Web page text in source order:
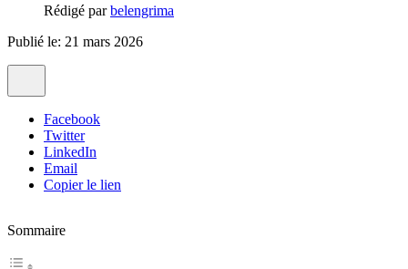
Rédigé parbelengrima
Publié le: 21 mars 2026
Facebook
Twitter
LinkedIn
Email
Copier le lien
Sommaire